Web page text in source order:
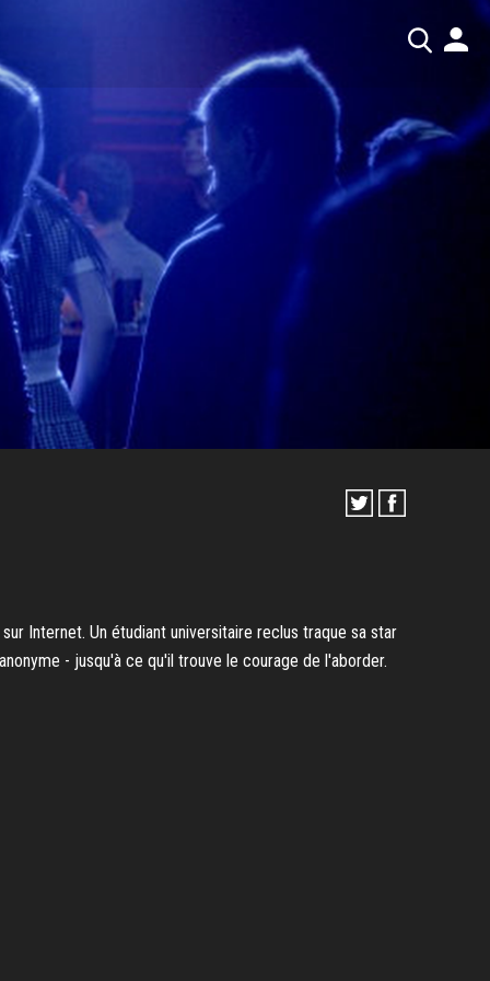
Internet. Un étudiant universitaire reclus traque sa star
- jusqu'à ce qu'il trouve le courage de l'aborder.